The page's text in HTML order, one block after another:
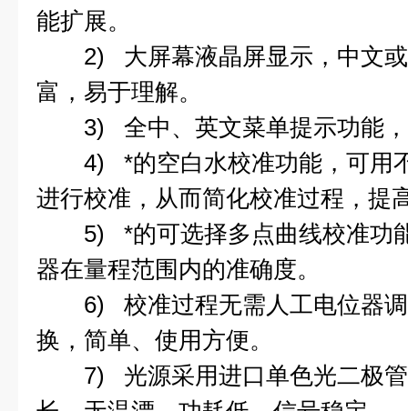
能扩展。
2) 大屏幕液晶屏显示，中文或
富，易于理解。
3) 全中、英文菜单提示功能，
4) *的空白水校准功能，可用
进行校准，从而简化校准过程，提
5) *的可选择多点曲线校准功
器在量程范围内的准确度。
6) 校准过程无需人工电位器调
换，简单、使用方便。
7) 光源采用进口单色光二极管